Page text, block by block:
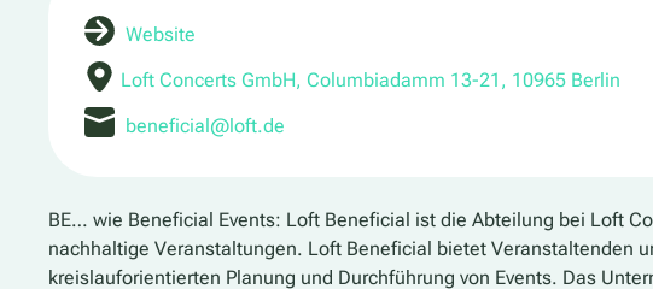
Website
Loft Concerts GmbH, Columbiadamm 13-21, 10965 Berlin
beneficial@loft.de
BE… wie Beneficial Events: Loft Beneficial ist die Abteilung bei Loft
nachhaltige Veranstaltungen. Loft Beneficial bietet Veranstaltenden
kreislauforientierten Planung und Durchführung von Events. Das